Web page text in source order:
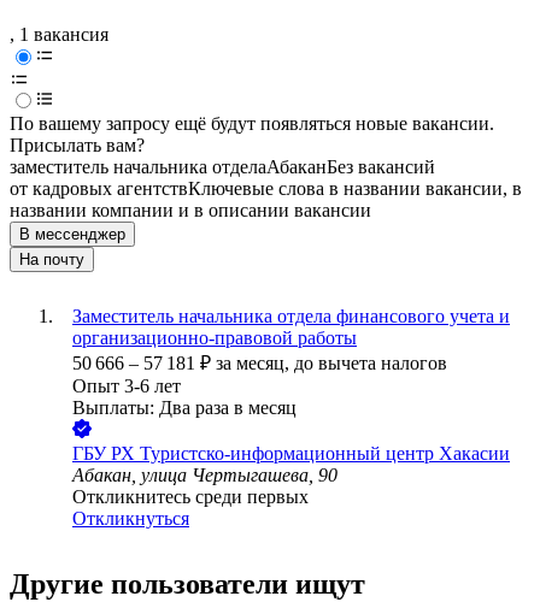
, 1 вакансия
По вашему запросу ещё будут появляться новые вакансии.
Присылать вам?
заместитель начальника отделаАбаканБез вакансий
от кадровых агентствКлючевые слова в названии вакансии, в
названии компании и в описании вакансии
В мессенджер
На почту
Заместитель начальника отдела финансового учета и
организационно-правовой работы
50 666 – 57 181 ₽ за месяц, до вычета налогов
Опыт 3-6 лет
Выплаты: Два раза в месяц
ГБУ РХ Туристско-информационный центр Хакасии
Абакан, улица Чертыгашева, 90
Откликнитесь среди первых
Откликнуться
Другие пользователи ищут